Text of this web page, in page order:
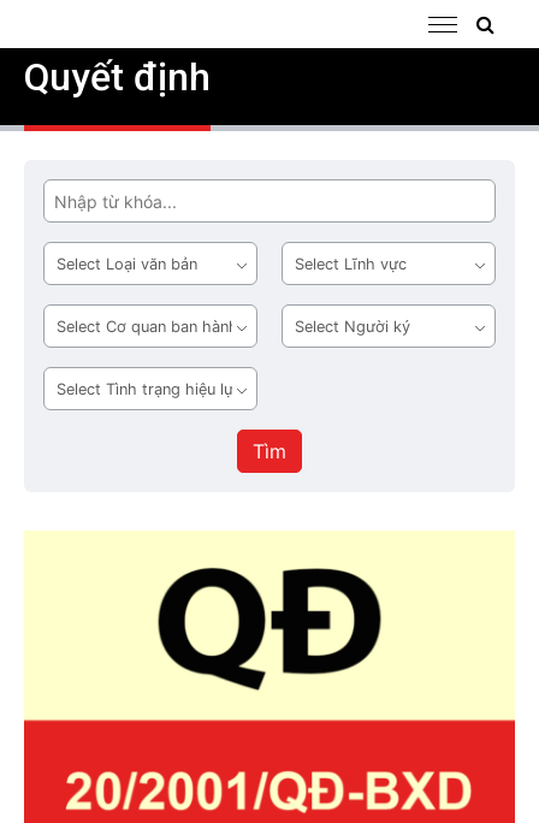
Quyết định
Tìm
Loại
văn
bản
Lĩnh
vực
Cơ
quan
ban
hành
Người
ký
Tình
trạng
Tìm